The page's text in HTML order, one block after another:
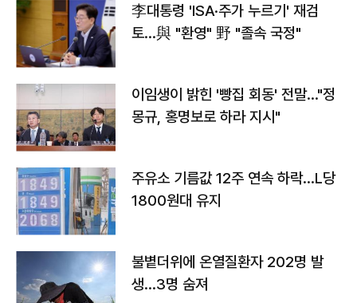
李대통령 'ISA·주가 누르기' 재검
토…與 "환영" 野 "졸속 국정"
이임생이 밝힌 '빵집 회동' 전말…"정
몽규, 홍명보로 하라 지시"
주유소 기름값 12주 연속 하락…L당
1800원대 유지
불볕더위에 온열질환자 202명 발
생…3명 숨져